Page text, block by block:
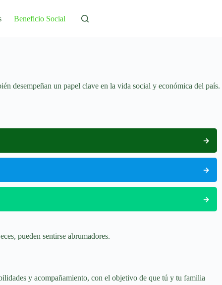
Beneficio Social
desempeñan un papel clave en la vida social y económica del país.
→
→
→
pueden sentirse abrumadores.
y acompañamiento, con el objetivo de que tú y tu familia